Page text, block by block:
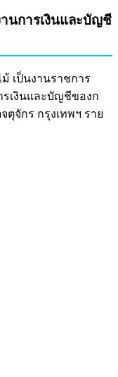
นการเงินและบัญชี
เป็นงานราชการ
เงินและบัญชีของก
จักร กรุงเทพฯ ราย